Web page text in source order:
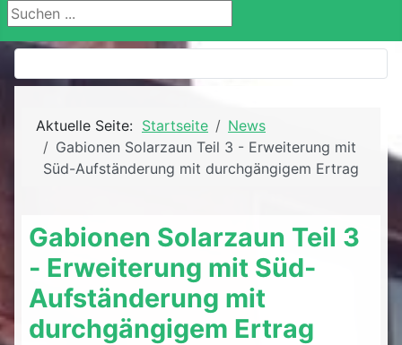
Suchen ...
Aktuelle Seite: Startseite
News
Gabionen Solarzaun Teil 3 - Erweiterung mit
Süd-Aufständerung mit durchgängigem Ertrag
Gabionen Solarzaun Teil 3
- Erweiterung mit Süd-
Aufständerung mit
durchgängigem Ertrag